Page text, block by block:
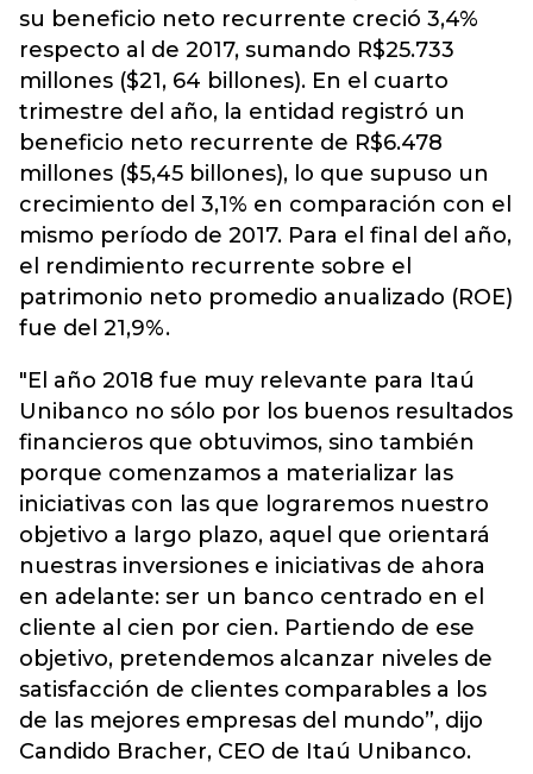
su beneficio neto recurrente creció 3,4%
respecto al de 2017, sumando R$25.733
millones ($21, 64 billones). En el cuarto
trimestre del año, la entidad registró un
beneficio neto recurrente de R$6.478
millones ($5,45 billones), lo que supuso un
crecimiento del 3,1% en comparación con el
mismo período de 2017. Para el final del año,
el rendimiento recurrente sobre el
patrimonio neto promedio anualizado (ROE)
fue del 21,9%.
"El año 2018 fue muy relevante para Itaú
Unibanco no sólo por los buenos resultados
financieros que obtuvimos, sino también
porque comenzamos a materializar las
iniciativas con las que lograremos nuestro
objetivo a largo plazo, aquel que orientará
nuestras inversiones e iniciativas de ahora
en adelante: ser un banco centrado en el
cliente al cien por cien. Partiendo de ese
objetivo, pretendemos alcanzar niveles de
satisfacción de clientes comparables a los
de las mejores empresas del mundo”, dijo
Candido Bracher, CEO de Itaú Unibanco.